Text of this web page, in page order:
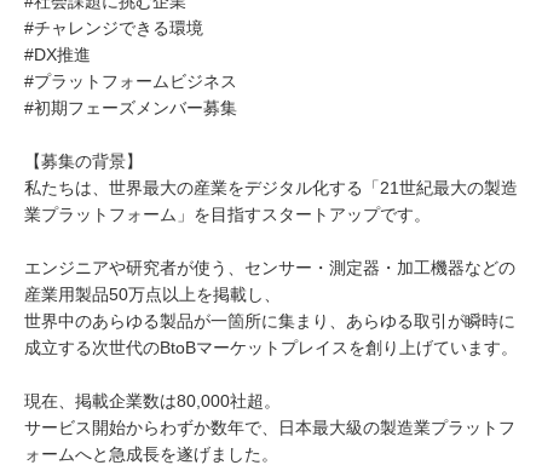
#チャレンジできる環境
#DX推進
#プラットフォームビジネス
#初期フェーズメンバー募集
【募集の背景】
私たちは、世界最大の産業をデジタル化する「21世紀最大の製造
業プラットフォーム」を目指すスタートアップです。
エンジニアや研究者が使う、センサー・測定器・加工機器などの
産業用製品50万点以上を掲載し、
世界中のあらゆる製品が一箇所に集まり、あらゆる取引が瞬時に
成立する次世代のBtoBマーケットプレイスを創り上げています。
現在、掲載企業数は80,000社超。
サービス開始からわずか数年で、日本最大級の製造業プラットフ
ォームへと急成長を遂げました。